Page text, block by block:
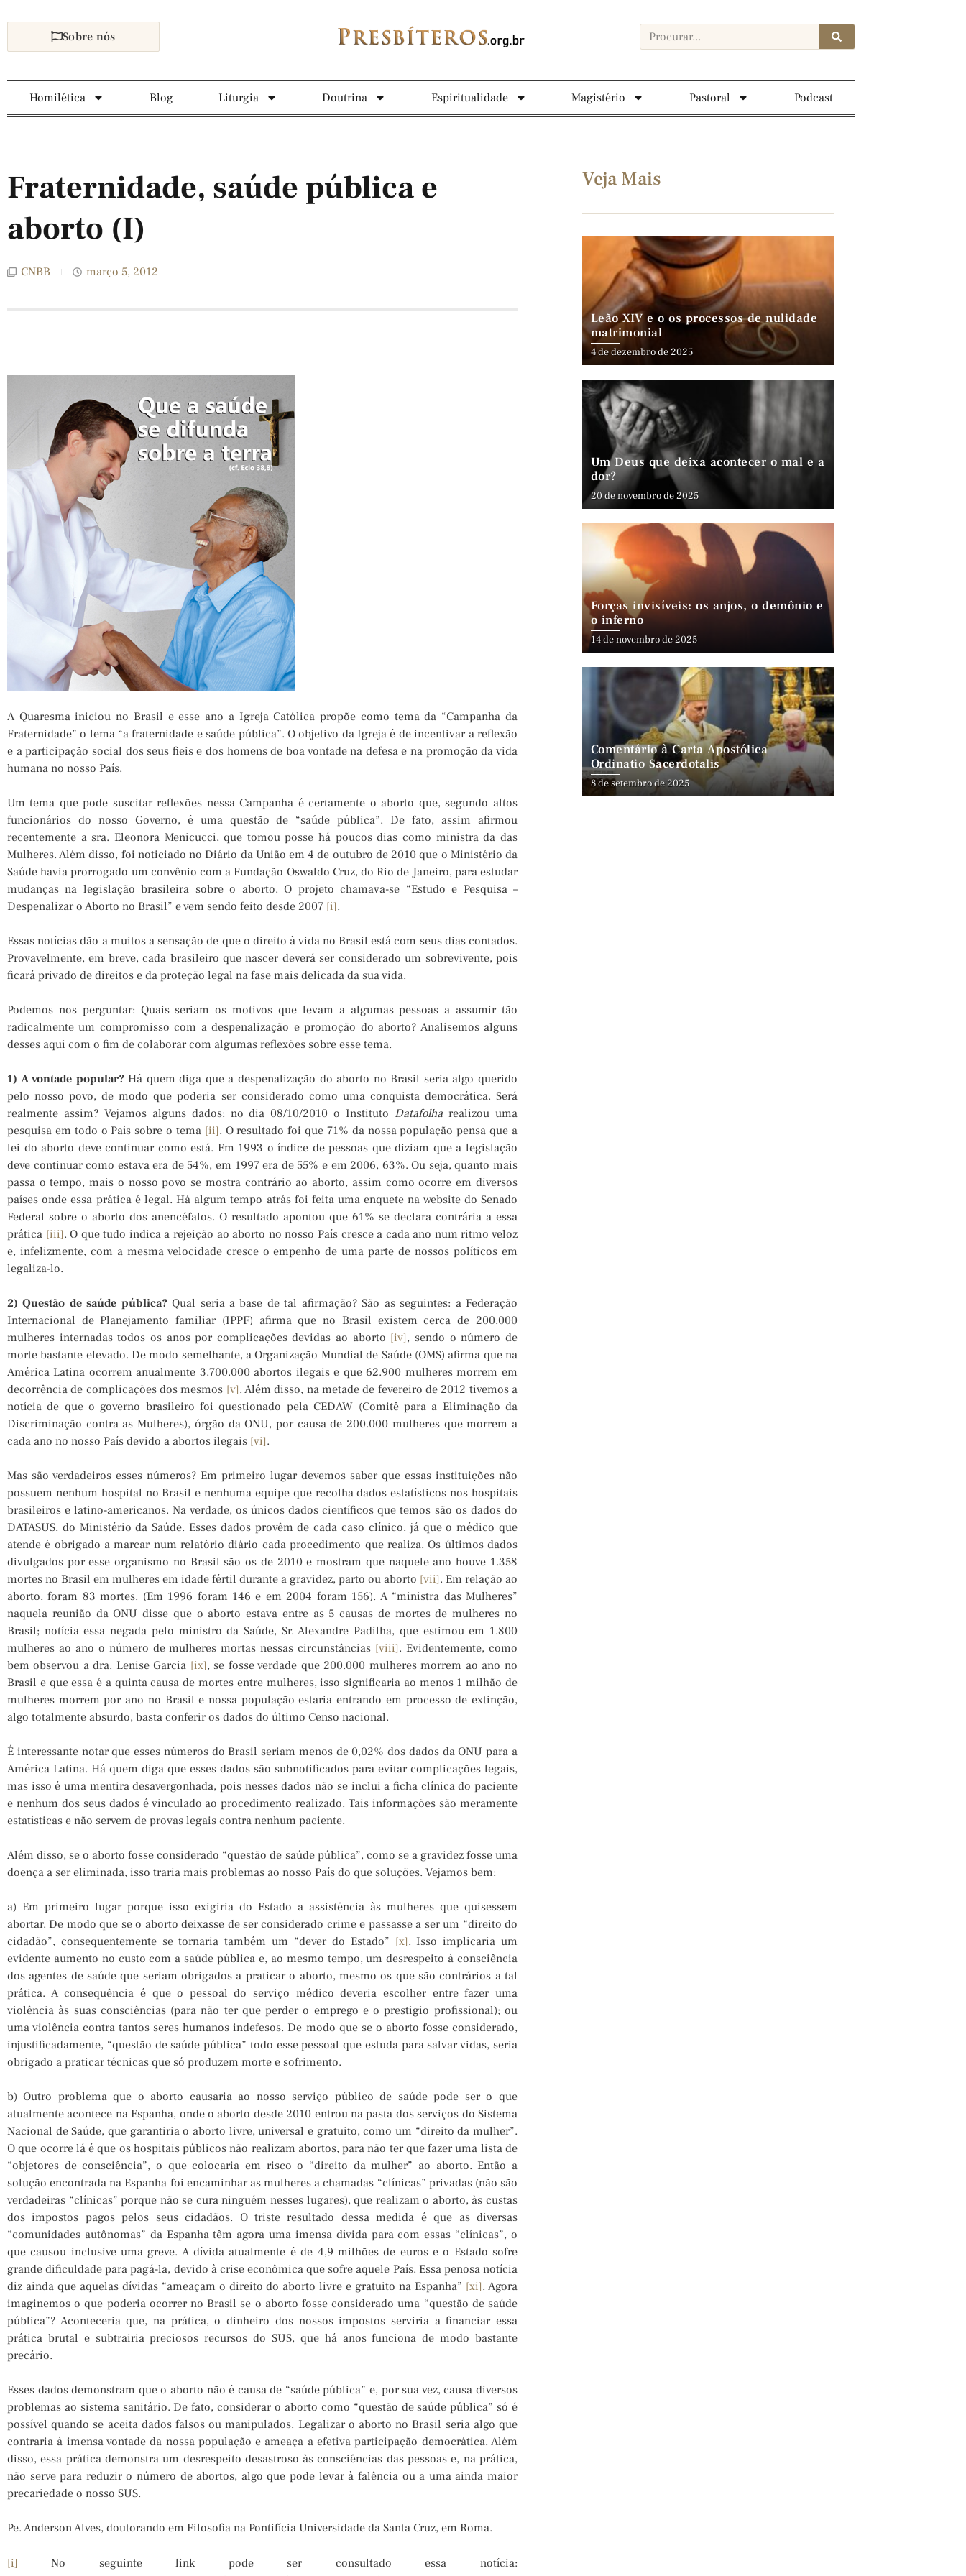
Sobre nós
Homilética Blog Liturgia Doutrina Espiritualidade Magistério Pastoral Podcast
Fraternidade, saúde pública e
aborto (I)
CNBB março 5, 2012
A Quaresma iniciou no Brasil e esse ano a Igreja Católica propõe como tema da “Campanha da
Fraternidade” o lema “a fraternidade e saúde pública”. O objetivo da Igreja é de incentivar a reflexão
e a participação social dos seus fieis e dos homens de boa vontade na defesa e na promoção da vida
humana no nosso País.
Um tema que pode suscitar reflexões nessa Campanha é certamente o aborto que, segundo altos
funcionários do nosso Governo, é uma questão de “saúde pública”. De fato, assim afirmou
recentemente a sra. Eleonora Menicucci, que tomou posse há poucos dias como ministra da das
Mulheres. Além disso, foi noticiado no Diário da União em 4 de outubro de 2010 que o Ministério da
Saúde havia prorrogado um convênio com a Fundação Oswaldo Cruz, do Rio de Janeiro, para estudar
mudanças na legislação brasileira sobre o aborto. O projeto chamava-se “Estudo e Pesquisa –
Despenalizar o Aborto no Brasil” e vem sendo feito desde 2007 [i].
Essas notícias dão a muitos a sensação de que o direito à vida no Brasil está com seus dias contados.
Provavelmente, em breve, cada brasileiro que nascer deverá ser considerado um sobrevivente, pois
ficará privado de direitos e da proteção legal na fase mais delicada da sua vida.
Podemos nos perguntar: Quais seriam os motivos que levam a algumas pessoas a assumir tão
radicalmente um compromisso com a despenalização e promoção do aborto? Analisemos alguns
desses aqui com o fim de colaborar com algumas reflexões sobre esse tema.
1) A vontade popular?Há quem diga que a despenalização do aborto no Brasil seria algo querido
pelo nosso povo, de modo que poderia ser considerado como uma conquista democrática. Será
realmente assim? Vejamos alguns dados: no dia 08/10/2010 o Instituto Datafolha realizou uma
pesquisa em todo o País sobre o tema [ii]. O resultado foi que 71% da nossa população pensa que a
lei do aborto deve continuar como está. Em 1993 o índice de pessoas que diziam que a legislação
deve continuar como estava era de 54%, em 1997 era de 55% e em 2006, 63%. Ou seja, quanto mais
passa o tempo, mais o nosso povo se mostra contrário ao aborto, assim como ocorre em diversos
países onde essa prática é legal. Há algum tempo atrás foi feita uma enquete na website do Senado
Federal sobre o aborto dos anencéfalos. O resultado apontou que 61% se declara contrária a essa
prática [iii]. O que tudo indica a rejeição ao aborto no nosso País cresce a cada ano num ritmo veloz
e, infelizmente, com a mesma velocidade cresce o empenho de uma parte de nossos políticos em
legaliza-lo.
2) Questão de saúde pública?Qual seria a base de tal afirmação? São as seguintes: a Federação
Internacional de Planejamento familiar (IPPF) afirma que no Brasil existem cerca de 200.000
mulheres internadas todos os anos por complicações devidas ao aborto [iv], sendo o número de
morte bastante elevado. De modo semelhante, a Organização Mundial de Saúde (OMS) afirma que na
América Latina ocorrem anualmente 3.700.000 abortos ilegais e que 62.900 mulheres morrem em
decorrência de complicações dos mesmos [v]. Além disso, na metade de fevereiro de 2012 tivemos a
notícia de que o governo brasileiro foi questionado pela CEDAW (Comitê para a Eliminação da
Discriminação contra as Mulheres), órgão da ONU, por causa de 200.000 mulheres que morrem a
cada ano no nosso País devido a abortos ilegais [vi].
Mas são verdadeiros esses números? Em primeiro lugar devemos saber que essas instituições não
possuem nenhum hospital no Brasil e nenhuma equipe que recolha dados estatísticos nos hospitais
brasileiros e latino-americanos. Na verdade, os únicos dados científicos que temos são os dados do
DATASUS, do Ministério da Saúde. Esses dados provêm de cada caso clínico, já que o médico que
atende é obrigado a marcar num relatório diário cada procedimento que realiza. Os últimos dados
divulgados por esse organismo no Brasil são os de 2010 e mostram que naquele ano houve 1.358
mortes no Brasil em mulheres em idade fértil durante a gravidez, parto ou aborto [vii]. Em relação ao
aborto, foram 83 mortes. (Em 1996 foram 146 e em 2004 foram 156). A “ministra das Mulheres”
naquela reunião da ONU disse que o aborto estava entre as 5 causas de mortes de mulheres no
Brasil; notícia essa negada pelo ministro da Saúde, Sr. Alexandre Padilha, que estimou em 1.800
mulheres ao ano o número de mulheres mortas nessas circunstâncias [viii]. Evidentemente, como
bem observou a dra. Lenise Garcia [ix], se fosse verdade que 200.000 mulheres morrem ao ano no
Brasil e que essa é a quinta causa de mortes entre mulheres, isso significaria ao menos 1 milhão de
mulheres morrem por ano no Brasil e nossa população estaria entrando em processo de extinção,
algo totalmente absurdo, basta conferir os dados do último Censo nacional.
É interessante notar que esses números do Brasil seriam menos de 0,02% dos dados da ONU para a
América Latina. Há quem diga que esses dados são subnotificados para evitar complicações legais,
mas isso é uma mentira desavergonhada, pois nesses dados não se inclui a ficha clínica do paciente
e nenhum dos seus dados é vinculado ao procedimento realizado. Tais informações são meramente
estatísticas e não servem de provas legais contra nenhum paciente.
Além disso, se o aborto fosse considerado “questão de saúde pública”, como se a gravidez fosse uma
doença a ser eliminada, isso traria mais problemas ao nosso País do que soluções. Vejamos bem:
a) Em primeiro lugar porque isso exigiria do Estado a assistência às mulheres que quisessem
abortar. De modo que se o aborto deixasse de ser considerado crime e passasse a ser um “direito do
cidadão”, consequentemente se tornaria também um “dever do Estado” [x]. Isso implicaria um
evidente aumento no custo com a saúde pública e, ao mesmo tempo, um desrespeito à consciência
dos agentes de saúde que seriam obrigados a praticar o aborto, mesmo os que são contrários a tal
prática. A consequência é que o pessoal do serviço médico deveria escolher entre fazer uma
violência às suas consciências (para não ter que perder o emprego e o prestigio profissional); ou
uma violência contra tantos seres humanos indefesos. De modo que se o aborto fosse considerado,
injustificadamente, “questão de saúde pública” todo esse pessoal que estuda para salvar vidas, seria
obrigado a praticar técnicas que só produzem morte e sofrimento.
b) Outro problema que o aborto causaria ao nosso serviço público de saúde pode ser o que
atualmente acontece na Espanha, onde o aborto desde 2010 entrou na pasta dos serviços do Sistema
Nacional de Saúde, que garantiria o aborto livre, universal e gratuito, como um “direito da mulher”.
O que ocorre lá é que os hospitais públicos não realizam abortos, para não ter que fazer uma lista de
“objetores de consciência”, o que colocaria em risco o “direito da mulher” ao aborto. Então a
solução encontrada na Espanha foi encaminhar as mulheres a chamadas “clínicas” privadas (não são
verdadeiras “clínicas” porque não se cura ninguém nesses lugares), que realizam o aborto, às custas
dos impostos pagos pelos seus cidadãos. O triste resultado dessa medida é que as diversas
“comunidades autônomas” da Espanha têm agora uma imensa dívida para com essas “clínicas”, o
que causou inclusive uma greve. A dívida atualmente é de 4,9 milhões de euros e o Estado sofre
grande dificuldade para pagá-la, devido à crise econômica que sofre aquele País. Essa penosa notícia
diz ainda que aquelas dívidas “ameaçam o direito do aborto livre e gratuito na Espanha” [xi]. Agora
imaginemos o que poderia ocorrer no Brasil se o aborto fosse considerado uma “questão de saúde
pública”? Aconteceria que, na prática, o dinheiro dos nossos impostos serviria a financiar essa
prática brutal e subtrairia preciosos recursos do SUS, que há anos funciona de modo bastante
precário.
Esses dados demonstram que o aborto não é causa de “saúde pública” e, por sua vez, causa diversos
problemas ao sistema sanitário. De fato, considerar o aborto como “questão de saúde pública” só é
possível quando se aceita dados falsos ou manipulados. Legalizar o aborto no Brasil seria algo que
contraria à imensa vontade da nossa população e ameaça a efetiva participação democrática. Além
disso, essa prática demonstra um desrespeito desastroso às consciências das pessoas e, na prática,
não serve para reduzir o número de abortos, algo que pode levar à falência ou a uma ainda maior
precariedade o nosso SUS.
Pe. Anderson Alves, doutorando em Filosofia na Pontifícia Universidade da Santa Cruz, em Roma.
[i] No seguinte link pode ser consultado essa notícia:
Veja Mais
Leão XIV e o os processos de nulidade
matrimonial
4 de dezembro de 2025
Um Deus que deixa acontecer o mal e a
dor?
20 de novembro de 2025
Forças invisíveis: os anjos, o demônio e
o inferno
14 de novembro de 2025
Comentário à Carta Apostólica
Ordinatio Sacerdotalis
8 de setembro de 2025